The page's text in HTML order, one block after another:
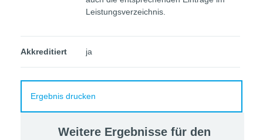
Leistungsverzeichnis.
Akkreditiert ja
Ergebnis drucken
Weitere Ergebnisse für den